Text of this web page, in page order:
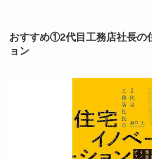
おすすめ①2代目工務店社長の
ョン